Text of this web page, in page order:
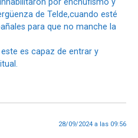
de Telde,cuando esté
para que no manche la
es capaz de entrar y
28/09/2024 a las 09:56